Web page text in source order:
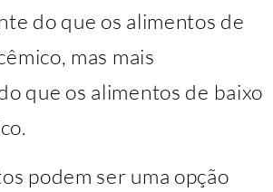
do que os alimentos de
mas mais
que os alimentos de baixo
podem ser uma opção